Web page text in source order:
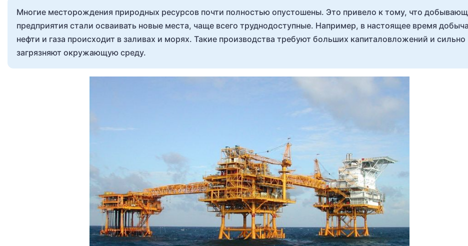
Многие месторождения природных ресурсов почти полностью опустошены. Это привело к тому, что
предприятия стали осваивать новые места, чаще всего труднодоступные. Например, в настоящее время добыча
нефти и газа происходит в заливах и морях. Такие производства требуют больших капиталовложений и сильно
загрязняют окружающую среду.